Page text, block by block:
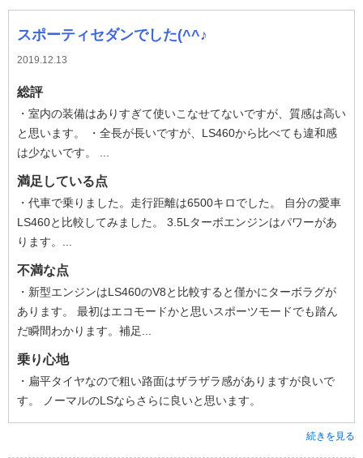
スポーティセダンでした(^^♪
2019.12.13
総評
・室内の装備はありすぎて使いこなせてないですが、質感は高い
と思います。 ・全長が長いですが、LS460から比べても違和感
は少ないです。 ...
満足している点
・代車で乗りました。走行距離は6500キロでした。 自分の愛車
LS460と比較してみました。 3.5Lターボエンジンはパワーがあ
ります。...
不満な点
・新型エンジンはLS460のV8と比較すると僅かにターボラグが
あります。 最初はエコモードかと思いスポーツモードでも踏ん
だ瞬間わかります。補足...
乗り心地
・扁平タイヤなので粗い路面はザラザラ感がありますが良いで
す。 ノーマルのLSならさらに良いと思います。
続きを見る